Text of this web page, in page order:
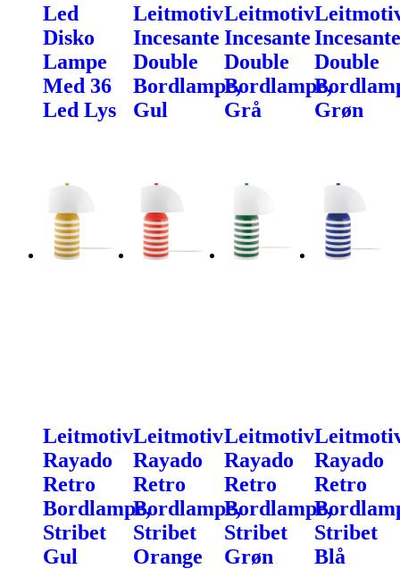
Led
Disko
Lampe
Med 36
Led Lys
Leitmotiv
Incesante
Double
Bordlampe,
Gul
Leitmotiv
Incesante
Double
Bordlampe,
Grå
Incesante
Double
Grøn
Leitmotiv
Rayado
Retro
Bordlampe,
Stribet
Gul
Leitmotiv
Rayado
Retro
Bordlampe,
Stribet
Orange
Leitmotiv
Rayado
Retro
Bordlampe,
Stribet
Grøn
Rayado
Retro
Stribet
Blå